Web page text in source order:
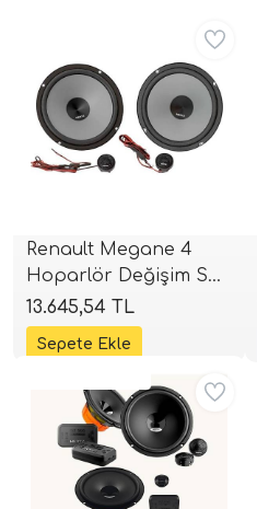
Modelleri
Setleri)
Arac Baslari)
Performans)
Renault Megane 4
Hoparlör Değişim Seti
| Hertz Uno K 165 &
Uno X 165 | 16cm +
16cm | SPLHIFI
13.645,54 TL